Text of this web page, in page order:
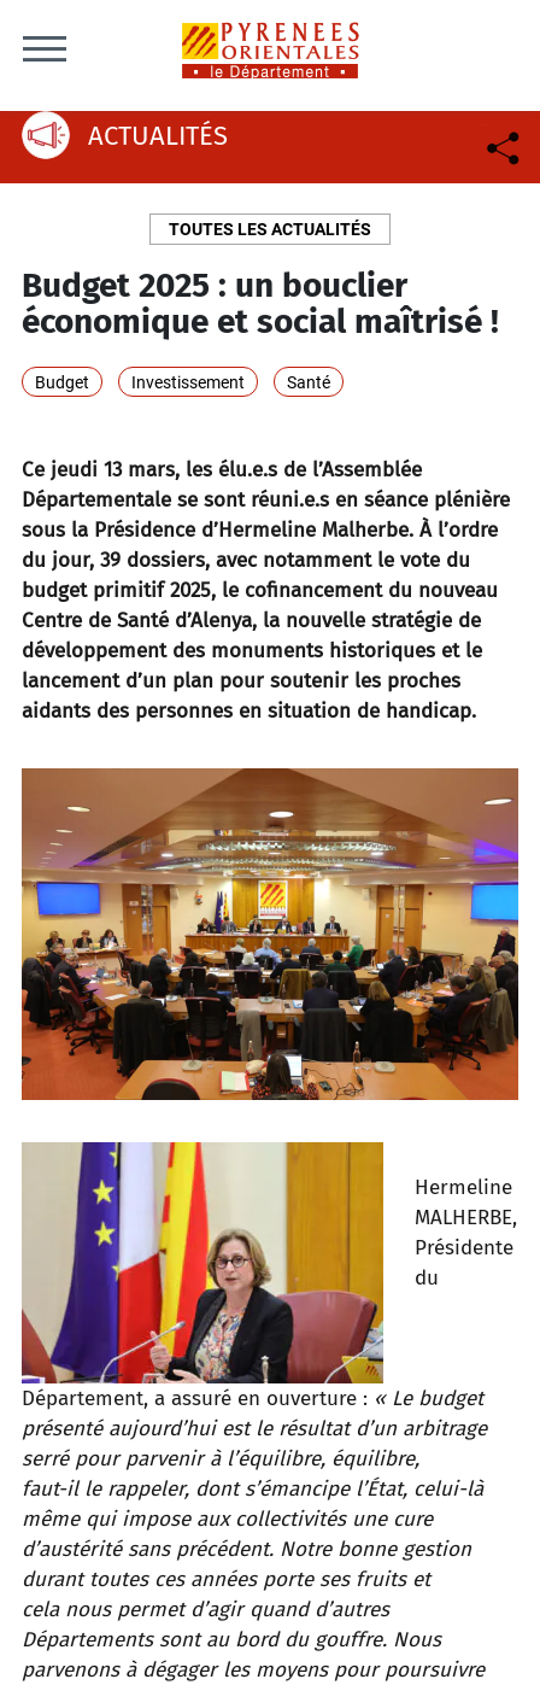
ACTUALITÉS
TOUTES LES ACTUALITÉS
Budget 2025 : un bouclier
économique et social maîtrisé !
Budget Investissement Santé
Ce jeudi 13 mars, les élu.e.s de l’Assemblée
Départementale se sont réuni.e.s en séance plénière
sous la Présidence d’Hermeline Malherbe. À l’ordre
du jour, 39 dossiers, avec notamment le vote du
budget primitif 2025, le cofinancement du nouveau
Centre de Santé d’Alenya, la nouvelle stratégie de
développement des monuments historiques et le
lancement d’un plan pour soutenir les proches
aidants des personnes en situation de handicap.
Hermeline
MALHERBE,
Présidente
du
Département, a assuré en ouverture : « Le budget
présenté aujourd’hui est le résultat d’un arbitrage
serré pour parvenir à l’équilibre, équilibre,
faut-il le rappeler, dont s’émancipe l’État, celui-là
même qui impose aux collectivités une cure
d’austérité sans précédent. Notre bonne gestion
durant toutes ces années porte ses fruits et
cela nous permet d’agir quand d’autres
Départements sont au bord du gouffre. Nous
parvenons à dégager les moyens pour poursuivre